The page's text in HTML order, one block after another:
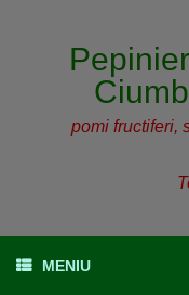
pomi fructiferi,
MENIU